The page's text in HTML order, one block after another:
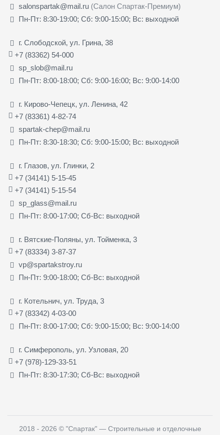
salonspartak@mail.ru (Салон Спартак-Премиум)
Пн-Пт: 8:30-19:00; Сб: 9:00-15:00; Вс: выходной
г. Слободской, ул. Грина, 38
+7 (83362) 54-000
sp_slob@mail.ru
Пн-Пт: 8:00-18:00; Сб: 9:00-16:00; Вс: 9:00-14:00
г. Кирово-Чепецк, ул. Ленина, 42
+7 (83361) 4-82-74
spartak-chep@mail.ru
Пн-Пт: 8:30-18:30; Сб: 9:00-15:00; Вс: выходной
г. Глазов, ул. Глинки, 2
+7 (34141) 5-15-45
+7 (34141) 5-15-54
sp_glass@mail.ru
Пн-Пт: 8:00-17:00; Сб-Вс: выходной
г. Вятские-Поляны, ул. Тойменка, 3
+7 (83334) 3-87-37
vp@spartakstroy.ru
Пн-Пт: 9:00-18:00; Сб-Вс: выходной
г. Котельнич, ул. Труда, 3
+7 (83342) 4-03-00
Пн-Пт: 8:00-17:00; Сб: 9:00-15:00; Вс: 9:00-14:00
г. Симферополь, ул. Узловая, 20
+7 (978)-129-33-51
Пн-Пт: 8:30-17:30; Сб-Вс: выходной
2018 - 2026 © "Спартак" — Строительные и отделочные